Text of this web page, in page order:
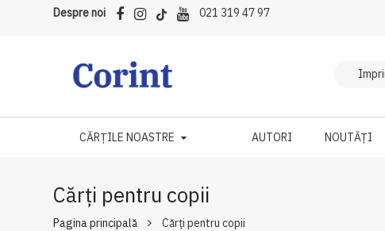
Despre noi 021 319 47 97
CĂRȚILE NOASTRE AUTORI NOUTĂȚI
Cărți pentru copii
Pagina principală Cărți pentru copii